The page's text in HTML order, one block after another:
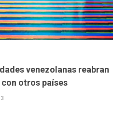
venezolanas reabran
otros países